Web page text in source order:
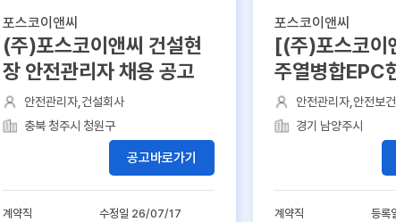
포스코이앤씨
(주)포스코이앤씨 건설현
장 안전관리자 채용 공고
안전관리자,건설회사
충북 청주시 청원구
공고바로가기
계약직 수정일 26/07/17
포스코이앤씨
[(주)포스코이
주열병합EPC
담당) 채용 공
안전관리자,안전보
시공사,건설현장
경기 남양주시
계약직 등